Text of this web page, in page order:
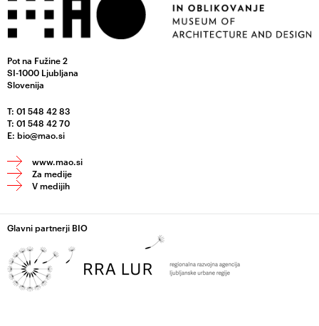
Pot na Fužine 2
SI-1000 Ljubljana
Slovenija
T: 01 548 42 83
T: 01 548 42 70
E: bio@mao.si
www.mao.si
Za medije
V medijih
Glavni partnerji BIO